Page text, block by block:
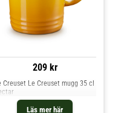
209 kr
Läs mer här
Creuset Le Creuset mugg 35 cl